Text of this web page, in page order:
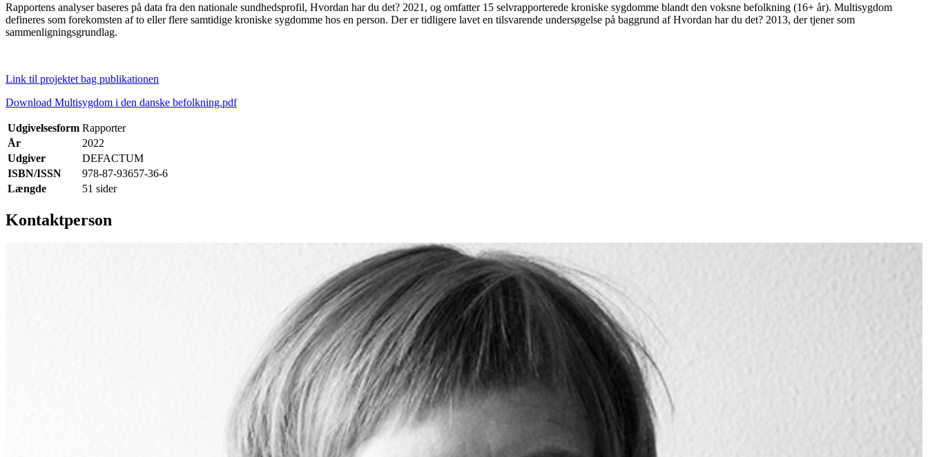
Rapportens analyser baseres på data fra den nationale sundhedsprofil, Hvordan har du det? 2021, og omfatter 15 selvrapporterede kroniske sygdomme blandt den voksne befolkning (16+ år). Multisygdom
defineres som forekomsten af to eller flere samtidige kroniske sygdomme hos en person. Der er tidligere lavet en tilsvarende undersøgelse på baggrund af Hvordan har du det? 2013, der tjener som
sammenligningsgrundlag.
Link til projektet bag publikationen
Download Multisygdom i den danske befolkning.pdf
Udgivelsesform Rapporter
År
2022
Udgiver
DEFACTUM
ISBN/ISSN
978-87-93657-36-6
Længde
51 sider
Kontaktperson